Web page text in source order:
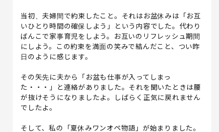
当初、夫婦間で約束したこと。それはお盆休みは「お互
いひとり時間の確保しよう」という内容でした。代わり
ばんこで家事育児をしよう。お互いのリフレッシュ期間
にしよう。この約束を満面の笑みで結んだこと、つい昨
日のように感じます。
その矢先に夫から「お盆も仕事が入ってしまっ
た・・・」と連絡がありました。それを聞いたときは腰
が抜けそうになりましたよ。しばらく正気に戻れません
でしたよ。
そして、私の「夏休みワンオペ物語」が始まりました。